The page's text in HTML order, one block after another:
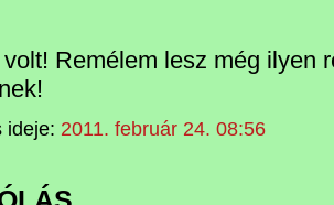
Remélem lesz még ilyen
ideje: 2011. február 24. 08:56